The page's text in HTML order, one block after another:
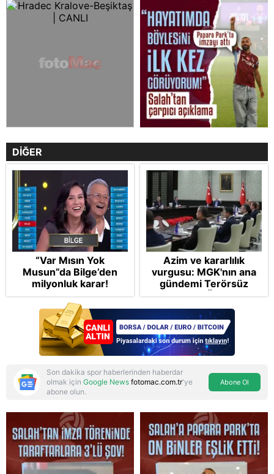
Reddet
DİĞER
“Var Mısın Yok
Musun”da Bilge’den
milyonluk karar!
Azim ve kararlılık
vurgusu: MGK'nın ana
gündemi Terörsüz
Türkiye! FETÖ tamamen
bertaraf edilecek
Son dakika spor haberlerinden haberdar
olmak için Google News fotomac.com.tr'ye
abone olun.
Abone Ol